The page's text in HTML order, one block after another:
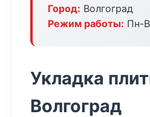
Город: Волгоград
Режим работы: Пн-
Укладка
Волгоград